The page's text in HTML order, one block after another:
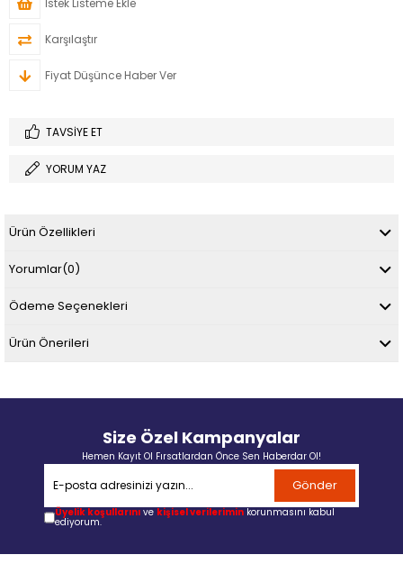
İstek Listeme Ekle
Karşılaştır
Fiyat Düşünce Haber Ver
TAVSIYE ET
YORUM YAZ
Ürün Özellikleri
Yorumlar(0)
Ödeme Seçenekleri
Ürün Önerileri
Size Özel Kampanyalar
Hemen Kayıt Ol Fırsatlardan Önce Sen Haberdar Ol!
Gönder
Üyelik koşullarını ve kişisel verilerimin korunmasını kabul
ediyorum.